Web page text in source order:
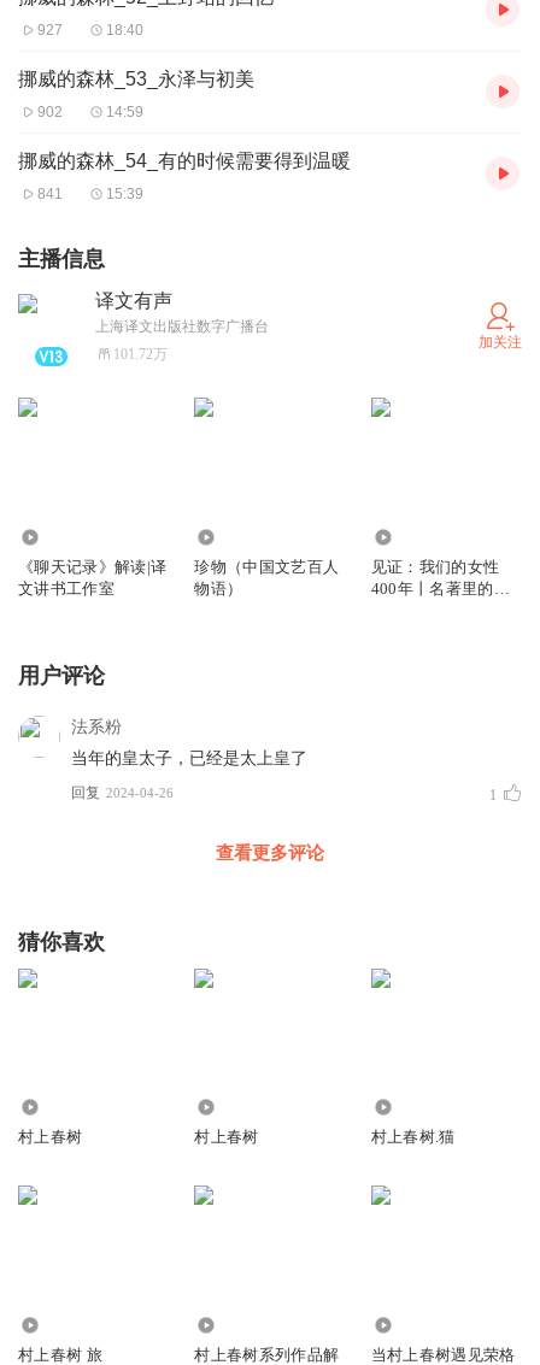
927 18:40
挪威的森林_53_永泽与初美
902 14:59
挪威的森林_54_有的时候需要得到温暖
841 15:39
主播信息
译文有声
上海译文出版社数字广播台
101.72万
加关注
《聊天记录》解读|译
文讲书工作室
珍物（中国文艺百人
物语）
见证：我们的女性
400年丨名著里的女
用户评论
法系粉
当年的皇太子，已经是太上皇了
回复 2024-04-26 1
查看更多评论
猜你喜欢
村上春树 村上春树 村上春树.猫
村上春树 旅
村上春树系列作品解
当村上春树遇见荣格